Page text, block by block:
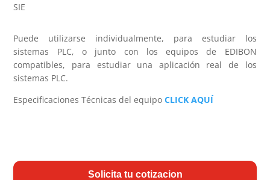
SIE
Puede utilizarse individualmente, para estudiar los
sistemas PLC, o junto con los equipos de EDIBON
compatibles, para estudiar una aplicación real de los
sistemas PLC.
Especificaciones Técnicas del equipo CLICK AQUÍ
Solicita tu cotizacion